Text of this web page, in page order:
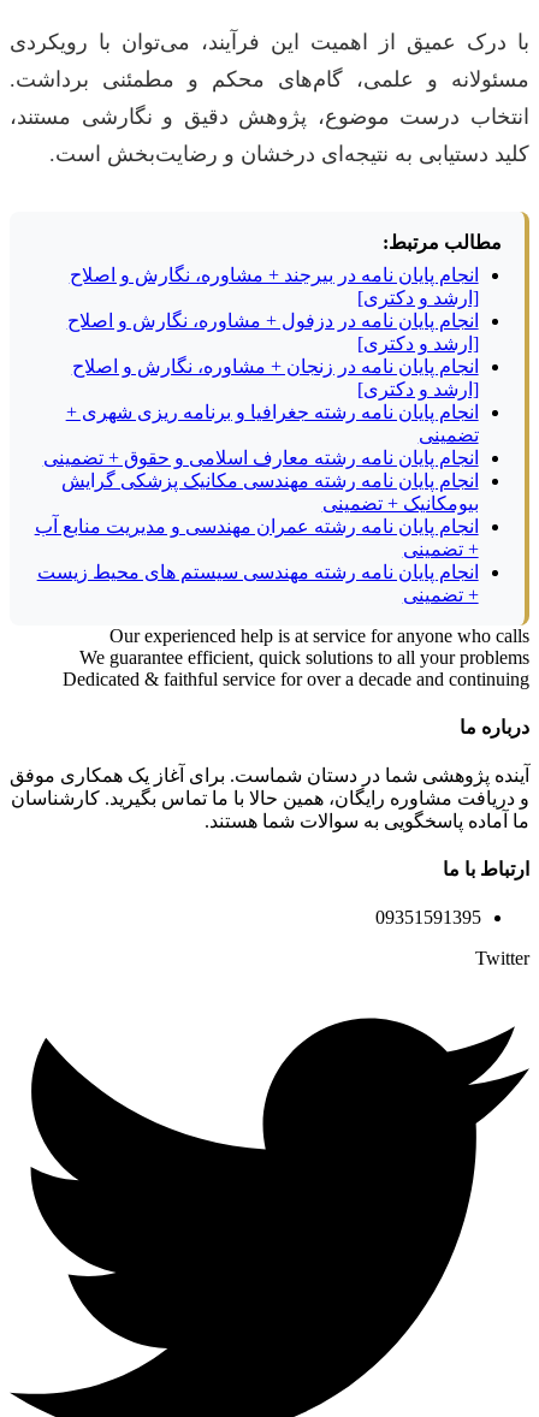
با درک عمیق از اهمیت این فرآیند، می‌توان با رویکردی
مسئولانه و علمی، گام‌های محکم و مطمئنی برداشت.
انتخاب درست موضوع، پژوهش دقیق و نگارشی مستند،
کلید دستیابی به نتیجه‌ای درخشان و رضایت‌بخش است.
مطالب مرتبط:
انجام پایان نامه در بیرجند + مشاوره، نگارش و اصلاح
[ارشد و دکتری]
انجام پایان نامه در دزفول + مشاوره، نگارش و اصلاح
[ارشد و دکتری]
انجام پایان نامه در زنجان + مشاوره، نگارش و اصلاح
[ارشد و دکتری]
انجام پایان نامه رشته جغرافیا و برنامه ریزی شهری +
تضمینی
انجام پایان نامه رشته معارف اسلامی و حقوق + تضمینی
انجام پایان نامه رشته مهندسی مکانیک پزشکی گرایش
بیومکانیک + تضمینی
انجام پایان نامه رشته عمران مهندسی و مدیریت منابع آب
+ تضمینی
انجام پایان نامه رشته مهندسی سیستم های محیط زیست
+ تضمینی
Our experienced help is at service for anyone who calls
We guarantee efficient, quick solutions to all your problems
Dedicated & faithful service for over a decade and continuing
درباره ما
آینده پژوهشی شما در دستان شماست. برای آغاز یک همکاری موفق
و دریافت مشاوره رایگان، همین حالا با ما تماس بگیرید. کارشناسان
ما آماده پاسخگویی به سوالات شما هستند.
ارتباط با ما
09351591395
Twitter